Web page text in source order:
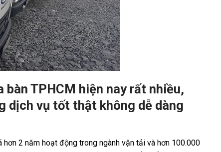
bàn TPHCM hiện nay rất nhiều,
vụ tốt thật không dễ dàng
2 năm hoạt động trong ngành vận tải và hơn 100.000